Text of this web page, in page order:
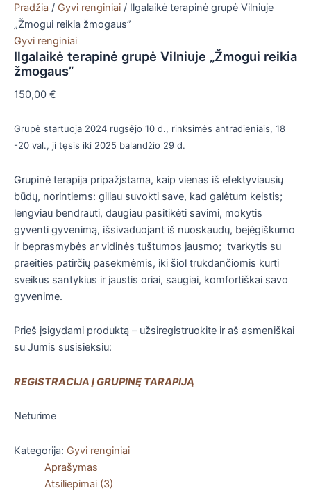
Pradžia / Gyvi renginiai / Ilgalaikė terapinė grupė Vilniuje
„Žmogui reikia žmogaus”
Gyvi renginiai
Ilgalaikė terapinė grupė Vilniuje „Žmogui reikia
žmogaus”
150,00 €
Grupė startuoja 2024 rugsėjo 10 d., rinksimės antradieniais, 18
-20 val., ji tęsis iki 2025 balandžio 29 d.
Grupinė terapija pripažįstama, kaip vienas iš efektyviausių
būdų, norintiems: giliau suvokti save, kad galėtum keistis;
lengviau bendrauti, daugiau pasitikėti savimi, mokytis
gyventi gyvenimą, išsivaduojant iš nuoskaudų, bejėgiškumo
ir beprasmybės ar vidinės tuštumos jausmo; tvarkytis su
praeities patirčių pasekmėmis, iki šiol trukdančiomis kurti
sveikus santykius ir jaustis oriai, saugiai, komfortiškai savo
gyvenime.
Prieš įsigydami produktą – užsiregistruokite ir aš asmeniškai
su Jumis susisieksiu:
REGISTRACIJA Į GRUPINĘ TARAPIJĄ
Neturime
Kategorija: Gyvi renginiai
Aprašymas
Atsiliepimai (3)